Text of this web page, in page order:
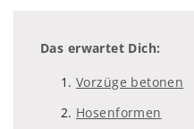
Das erwartet Dich:
Vorzüge betonen
Hosenformen